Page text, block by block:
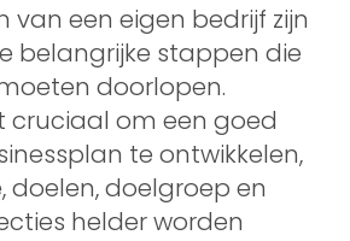
van een eigen bedrijf zijn
belangrijke stappen die
doorlopen.
cruciaal om een goed
te ontwikkelen,
doelen, doelgroep en
helder worden